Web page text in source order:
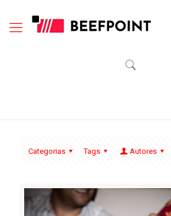
Categorias Tags Autores